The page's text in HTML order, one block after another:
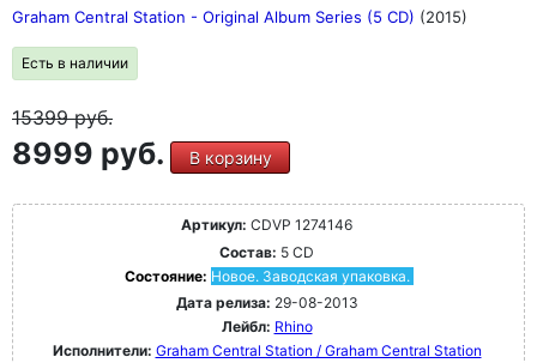
Graham Central Station - Original Album Series (5 CD) (2015)
Есть в наличии
15399руб.
8999 руб. В корзину
Артикул: CDVP 1274146
Состав: 5 CD
Состояние: Новое. Заводская упаковка.
Дата релиза: 29-08-2013
Лейбл: Rhino
Исполнители: Graham Central Station / Graham Central Station